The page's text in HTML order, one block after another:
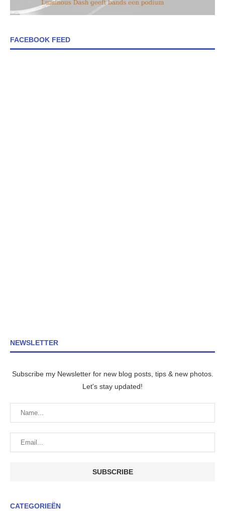
FACEBOOK FEED
NEWSLETTER
Subscribe my Newsletter for new blog posts, tips & new photos.
Let's stay updated!
CATEGORIEËN